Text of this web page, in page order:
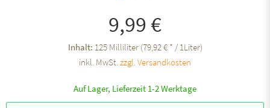
9,99 €
Inhalt: 125 Milliliter (79,92 € * / 1Liter)
inkl. MwSt.zzgl. Versandkosten
Auf Lager, Lieferzeit 1-2 Werktage